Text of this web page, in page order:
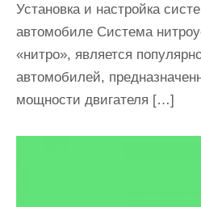
Установка и настройка
автомобиле Система
«нитро», является
автомобилей,
мощности двигателя […]